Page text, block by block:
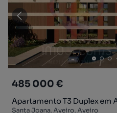
485 000 €
Apartamento T3 Duplex em
Santa Joana, Aveiro, Aveiro